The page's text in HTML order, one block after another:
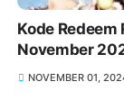
Kode
November
NOVEMBER 01,